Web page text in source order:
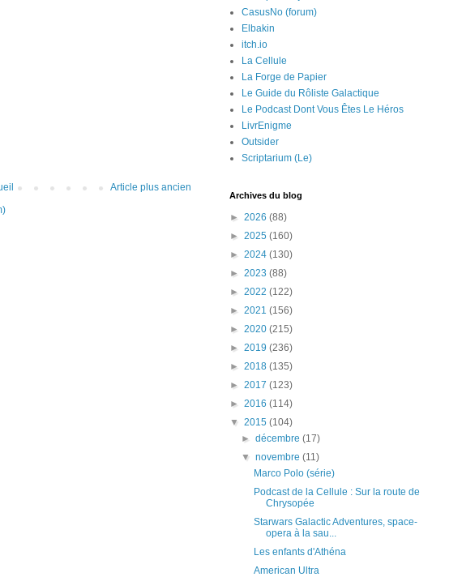
Article plus ancien
CasusNo (forum)
Elbakin
itch.io
La Cellule
La Forge de Papier
Le Guide du Rôliste Galactique
Le Podcast Dont Vous Êtes Le Héros
LivrEnigme
Outsider
Scriptarium (Le)
Archives du blog
► 2026 (88)
► 2025 (160)
► 2024 (130)
► 2023 (88)
► 2022 (122)
► 2021 (156)
► 2020 (215)
► 2019 (236)
► 2018 (135)
► 2017 (123)
► 2016 (114)
▼ 2015 (104)
►décembre(17)
▼novembre(11)
Marco Polo (série)
Podcast de la Cellule : Sur la route de
Chrysopée
Starwars Galactic Adventures, space-
opera à la sau...
Les enfants d'Athéna
American Ultra